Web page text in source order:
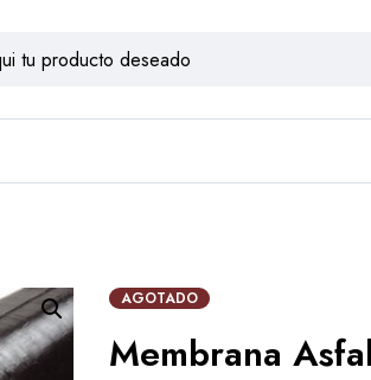
AGOTADO
Membrana